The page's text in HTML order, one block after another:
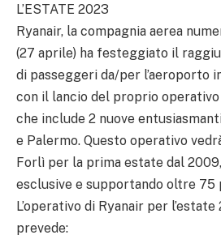
L’ESTATE 2023
Ryanair, la compagnia aerea
(27 aprile) ha festeggiato il
di passeggeri da/per l’aeroporto
con il lancio del proprio operativo
che include 2 nuove
e Palermo. Questo operativo
Forlì per la prima estate dal
esclusive e supportando oltre 75
L’operativo di Ryanair per
prevede: